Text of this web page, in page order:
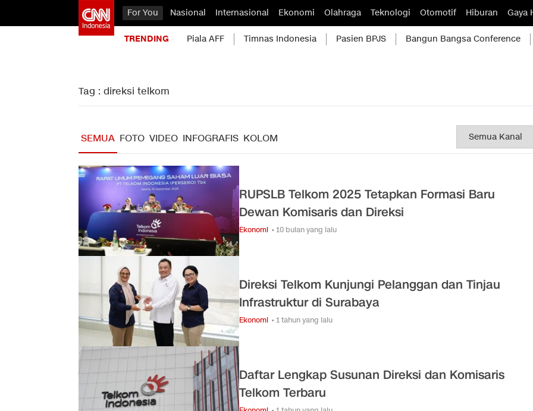
For You Nasional Internasional Ekonomi Olahraga Teknologi Otomotif Hiburan Gaya
TRENDING Piala AFF Timnas Indonesia Pasien BPJS Bangun Bangsa Conference
Tag : direksi telkom
SEMUA FOTO VIDEO INFOGRAFIS KOLOM
RUPSLB Telkom 2025 Tetapkan Formasi Baru
Dewan Komisaris dan Direksi
Ekonomi • 10 bulan yang lalu
Direksi Telkom Kunjungi Pelanggan dan Tinjau
Infrastruktur di Surabaya
Ekonomi • 1 tahun yang lalu
Daftar Lengkap Susunan Direksi dan Komisaris
Telkom Terbaru